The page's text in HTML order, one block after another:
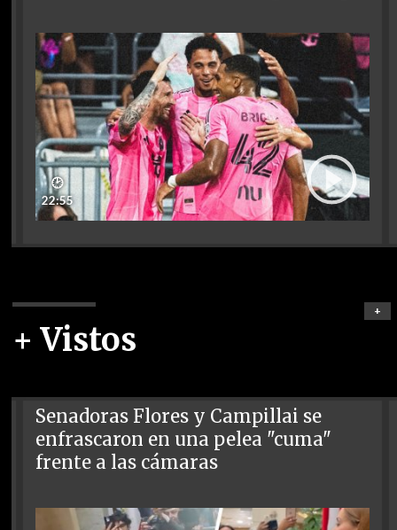
🕑
22:55
+ Vistos
+
Senadoras Flores y Campillai se
enfrascaron en una pelea "cuma"
frente a las cámaras